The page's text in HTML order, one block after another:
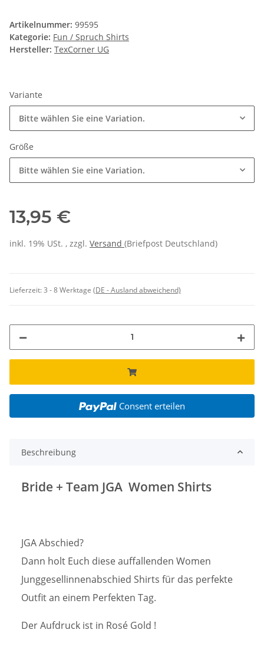
Artikelnummer: 99595
Kategorie: Fun / Spruch Shirts
Hersteller: TexCorner UG
Variante
Bitte wählen Sie eine Variation.
Größe
Bitte wählen Sie eine Variation.
13,95 €
inkl. 19% USt. , zzgl. Versand (Briefpost Deutschland)
Lieferzeit:3 - 8 Werktage (DE - Ausland abweichend)
Consent erteilen
Beschreibung
Bride + Team JGA Women Shirts
JGA Abschied?
Dann holt Euch diese auffallenden Women
Junggesellinnenabschied Shirts für das perfekte
Outfit an einem Perfekten Tag.
Der Aufdruck ist in Rosé Gold !